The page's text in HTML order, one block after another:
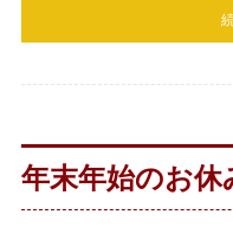
年末年始のお休